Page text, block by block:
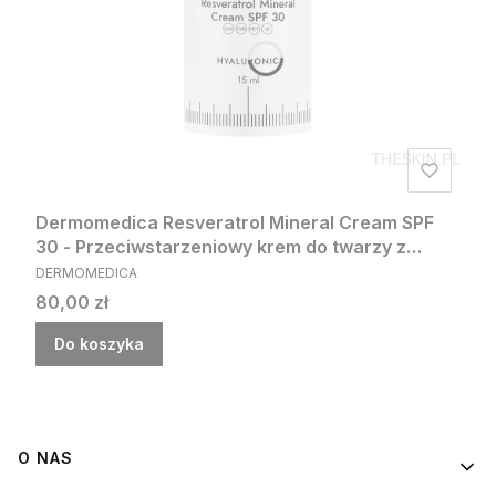
Dermomedica Resveratrol Mineral Cream SPF
30 - Przeciwstarzeniowy krem do twarzy z
resweratrolem SPF 30 15ml
PRODUCENT
DERMOMEDICA
Cena
80,00 zł
Do koszyka
Linki w stopce
O NAS